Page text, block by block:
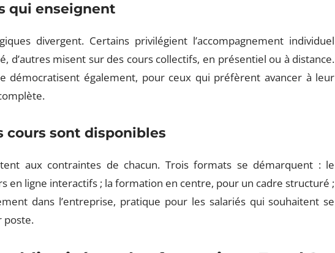
qui enseignent
divergent. Certains privilégient l’accompagnement individuel
d’autres misent sur des cours collectifs, en présentiel ou à distance.
démocratisent également, pour ceux qui préfèrent avancer à leur
cours sont disponibles
aux contraintes de chacun. Trois formats se démarquent : le
en ligne interactifs ; la formation en centre, pour un cadre structuré ;
dans l’entreprise, pratique pour les salariés qui souhaitent se
poste.